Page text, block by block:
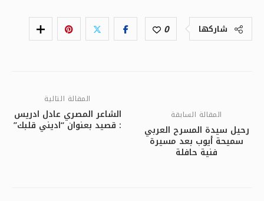
شاركها 0
المقالة السابقة
رحيل سيدة المسرح العربي
سميحة أيوب بعد مسيرة
فنية حافلة
المقالة التالية
الشاعر المصري عادل ادريس
: قصيد بعنوان “اديني قلبك”